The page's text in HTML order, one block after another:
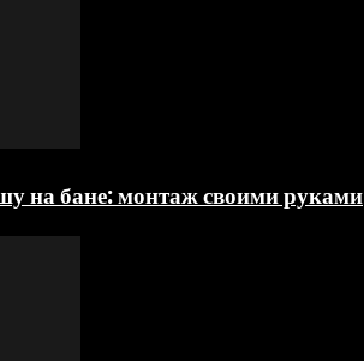
на бане: монтаж своими руками